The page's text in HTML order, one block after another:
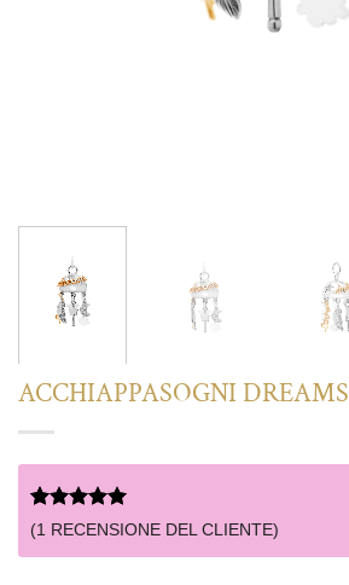
ACCHIAPPASOGNI DREAMS
Valutato5
su 5 su
base di
1
(1 RECENSIONE DEL CLIENTE)